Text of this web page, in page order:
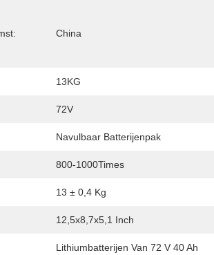
China
13KG
72V
Navulbaar Batterijenpak
800-1000Times
13 ± 0,4 Kg
12,5x8,7x5,1 Inch
Lithiumbatterijen Van 72 V 40 Ah